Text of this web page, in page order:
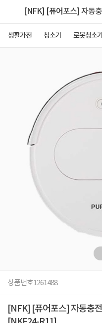
[NFK] [퓨어포스] 자동
생활가전 청소기 로봇청소기
상품번호1261488
[NFK] [퓨어포스] 자동충